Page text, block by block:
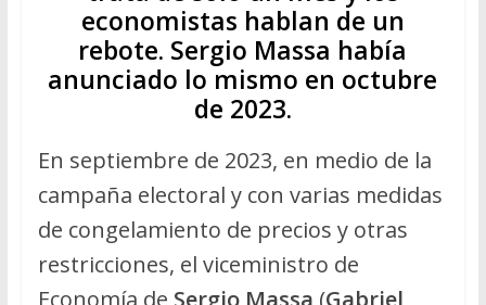
economistas hablan de un
rebote. Sergio Massa había
anunciado lo mismo en octubre
de 2023.
En septiembre de 2023, en medio de la
campaña electoral y con varias medidas
de congelamiento de precios y otras
restricciones, el viceministro de
Economía de Sergio Massa (Gabriel